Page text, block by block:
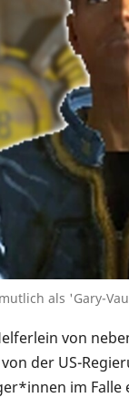
als 'Gary-
von
der US-
im Falle